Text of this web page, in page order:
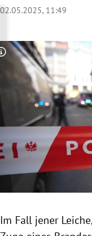
Untermenü
Untermenü
Untermenü
Untermenü
Untermenü
Untermenü
02.05.2025, 11:49
Copyright-Hinweis
Im Fall jener